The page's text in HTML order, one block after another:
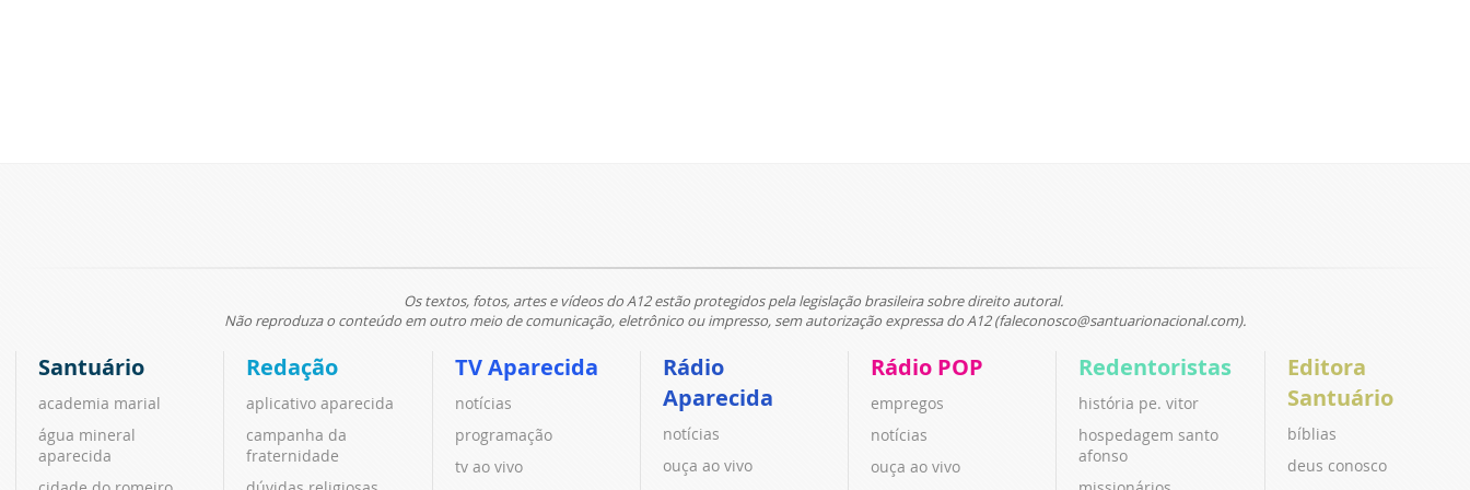
Os textos, fotos, artes e vídeos do A12 estão protegidos pela legislação brasileira sobre direito autoral.
Não reproduza o conteúdo em outro meio de comunicação, eletrônico ou impresso, sem autorização expressa do A12 (faleconosco@santuarionacional.com).
Santuário
academia marial
água mineral
aparecida
Redação
aplicativo aparecida
campanha da
fraternidade
TV Aparecida
notícias
programação
tv ao vivo
Rádio
Aparecida
notícias
ouça ao vivo
Rádio POP
empregos
notícias
ouça ao vivo
Redentoristas
história pe. vitor
hospedagem santo
afonso
Editora
Santuário
bíblias
deus conosco